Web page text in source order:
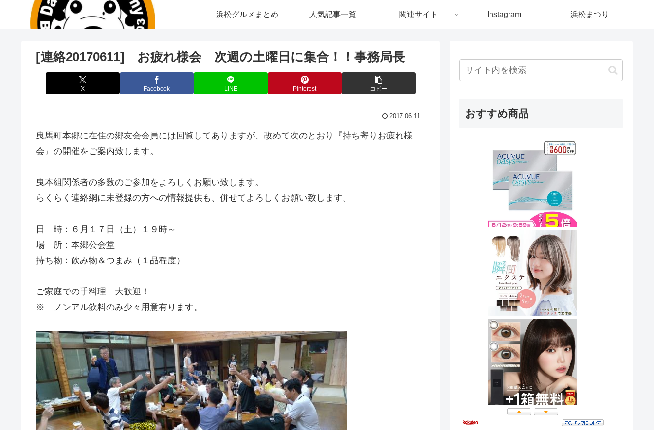
浜松グルメまとめ 人気記事一覧 関連サイト Instagram 浜松まつり
[連絡20170611] お疲れ様会 次週の土曜日に集合！！事務局長
X Facebook LINE Pinterest コピー
2017.06.11
曳馬町本郷に在住の郷友会会員には回覧してありますが、改めて次のとおり『持ち寄りお疲れ様
会』の開催をご案内致します。
曳本組関係者の多数のご参加をよろしくお願い致します。
らくらく連絡網に未登録の方への情報提供も、併せてよろしくお願い致します。
日 時：６月１７日（土）１９時～
場 所：本郷公会堂
持ち物：飲み物＆つまみ（１品程度）
ご家庭での手料理 大歓迎！
※ ノンアル飲料のみ少々用意有ります。
おすすめ商品